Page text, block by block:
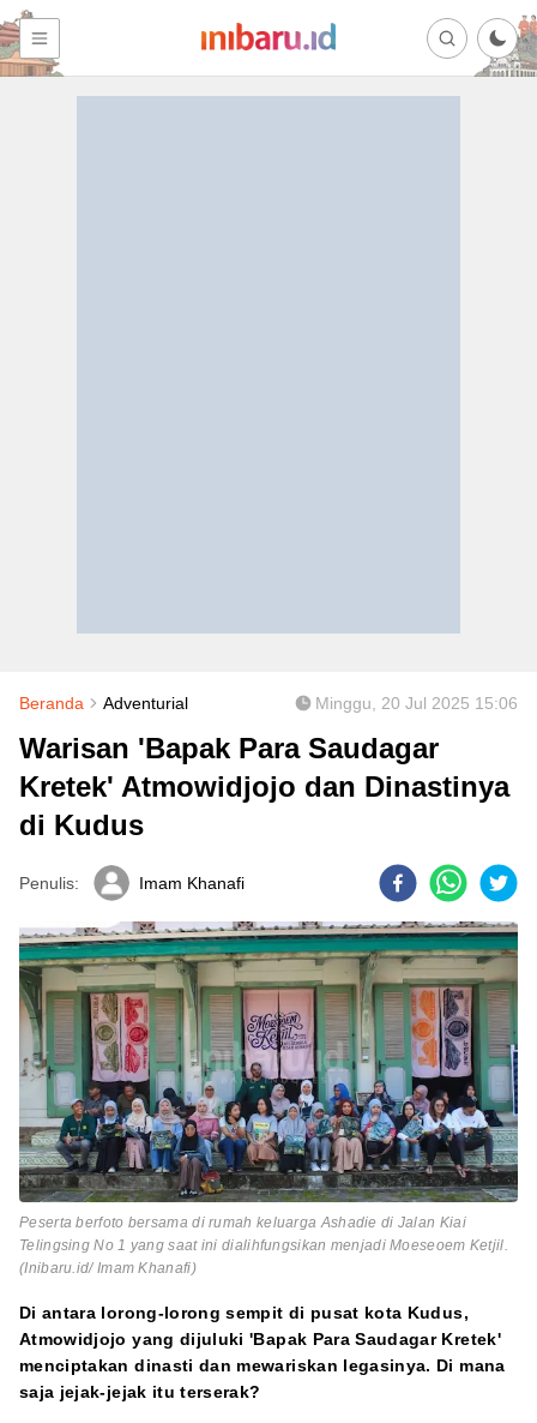
Beranda Adventurial Minggu, 20 Jul 2025 15:06
Warisan 'Bapak Para Saudagar
Kretek' Atmowidjojo dan Dinastinya
di Kudus
Penulis: Imam Khanafi
Peserta berfoto bersama di rumah keluarga Ashadie di Jalan Kiai
Telingsing No 1 yang saat ini dialihfungsikan menjadi Moeseoem Ketjil.
(Inibaru.id/ Imam Khanafi)
Di antara lorong-lorong sempit di pusat kota Kudus,
Atmowidjojo yang dijuluki 'Bapak Para Saudagar Kretek'
menciptakan dinasti dan mewariskan legasinya. Di mana
saja jejak-jejak itu terserak?